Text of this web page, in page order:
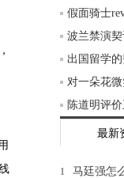
假面骑士
波兰禁演契
出国留学的费用(想找
对一朵花
陈道明评价王志
最新
1 马廷强怎